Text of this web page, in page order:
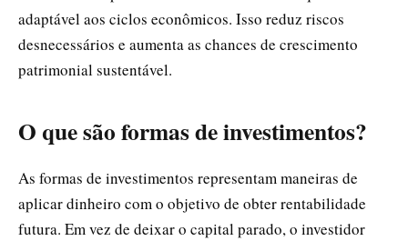
adaptável aos ciclos econômicos. Isso reduz riscos
desnecessários e aumenta as chances de crescimento
patrimonial sustentável.
O que são formas de investimentos?
As formas de investimentos representam maneiras de
aplicar dinheiro com o objetivo de obter rentabilidade
futura. Em vez de deixar o capital parado, o investidor